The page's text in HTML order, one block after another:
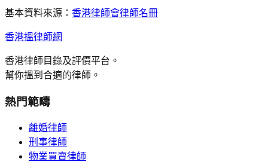
基本資料來源： 香港律師會律師名冊
香港搵律師網
香港律師目錄及評價平台。
幫你搵到合適的律師。
熱門範疇
離婚律師
刑事律師
物業買賣律師